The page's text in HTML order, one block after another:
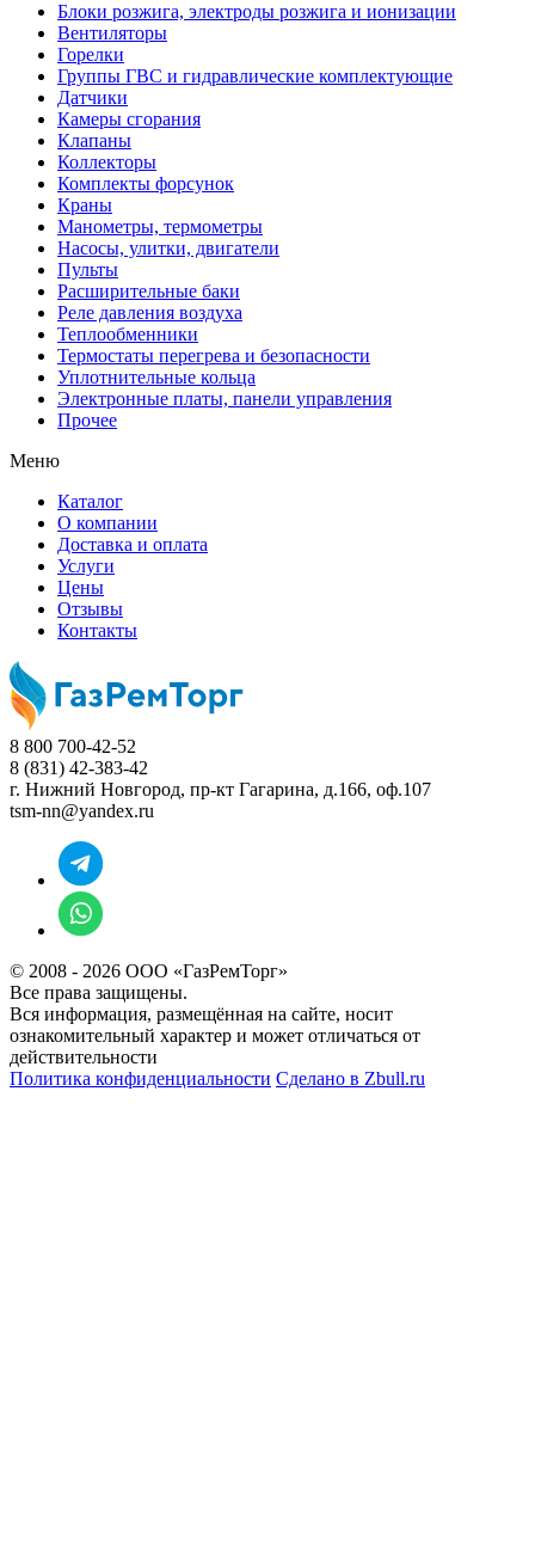
Блоки розжига, электроды розжига и ионизации
Вентиляторы
Горелки
Группы ГВС и гидравлические комплектующие
Датчики
Камеры сгорания
Клапаны
Коллекторы
Комплекты форсунок
Краны
Манометры, термометры
Насосы, улитки, двигатели
Пульты
Расширительные баки
Реле давления воздуха
Теплообменники
Термостаты перегрева и безопасности
Уплотнительные кольца
Электронные платы, панели управления
Прочее
Меню
Каталог
О компании
Доставка и оплата
Услуги
Цены
Отзывы
Контакты
8 800 700-42-52
8 (831) 42-383-42
г. Нижний Новгород, пр-кт Гагарина, д.166, оф.107
tsm-nn@yandex.ru
© 2008 - 2026 ООО «ГазРемТорг»
Все права защищены.
Вся информация, размещённая на сайте, носит
ознакомительный характер и может отличаться от
действительности
Политика конфиденциальности Сделано в Zbull.ru